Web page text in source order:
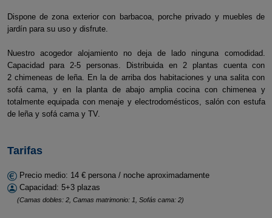
Dispone de zona exterior con barbacoa, porche privado y muebles de
jardín para su uso y disfrute.
Nuestro acogedor alojamiento no deja de lado ninguna comodidad.
Capacidad para 2-5 personas. Distribuida en 2 plantas cuenta con
2 chimeneas de leña. En la de arriba dos habitaciones y una salita con
sofá cama, y en la planta de abajo amplia cocina con chimenea y
totalmente equipada con menaje y electrodomésticos, salón con estufa
de leña y sofá cama y TV.
Tarifas
Precio medio: 14 € persona / noche aproximadamente
Capacidad: 5+3 plazas
(Camas dobles: 2, Camas matrimonio: 1, Sofás cama: 2)